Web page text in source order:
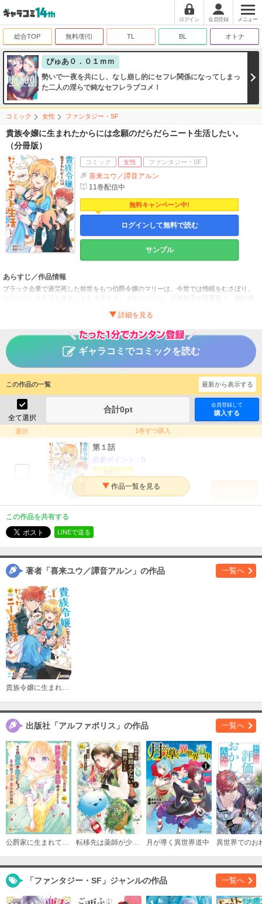
ログイン 会員登録 メニュー
総合TOP 無料/割引 TL BL オトナ
ぴゅあ０．０１ｍｍ
勢いで一夜を共にし、なし崩し的にセフレ関係になってしまっ
た二人の淫らで純なセフレラブコメ！
コミック 女性 ファンタジー・SF
貴族令嬢に生まれたからには念願のだらだらニート生活したい。
（分冊版）
コミック 女性 ファンタジー・SF
喜来ユウ／譚音アルン
11巻配信中
無料キャンペーン中!
ログインして無料で読む
サンプル
あらすじ／作品情報
ブラック企業で過労死した前世をもつ伯爵令嬢のマリーは、今世では惰眠をむさぼり、
だらだらした生活を送ることを決意する。そのためには、結婚相手が最重要！ 婚約者
知識で解決していく。すると、ニート生活の基盤を作っているだけなのに、グレイはマ
貴族令嬢に生まれたからには念願のだらだらニート生活した
い。（分冊版）
作者 喜来ユウ／譚音アルン
ジャンル
掲載誌
出版社
ギャラコミでコミックを読む
この作品の一覧
全て選択
合計0pt 会員登録して
購入する
選択 1巻ずつ購入
最新から表示する
第１話
必要ポイント： 0
無料！
必要ポイント：
購入する
第５話
必要ポイント：180
購入する
第６話
必要ポイント： 180
購入する
第７話
必要ポイント：180
購入する
この作品を共有する
LINEで送る
著者「喜来ユウ／譚音アルン」の作品 一覧へ
貴族令嬢に生まれたからには念願のだらだらニート生活したい。
出版社「アルファポリス」の作品 一覧へ
公爵家に生まれて初日に跡継ぎ失格の烙印を押されましたが今日も元気に生きてます！ 転移先は薬師が少ない世界でした 月が導く異世界道中
「ファンタジー・SF」ジャンルの作品 一覧へ